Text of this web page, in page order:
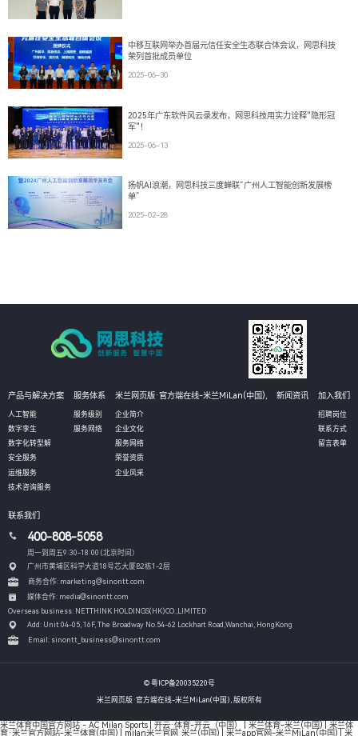
中移互联网举办首届元信任安全生态联合体会议，网思科技
荣列首批成员单位
2025-06-30
2025年广东软件风云录发布，网思科技用实力诠释"隐形冠
军"！
2025-06-13
扬帆AI浪潮，网思科技三度蝉联“广州人工智能创新发展榜
单”
2025-02-28
产品与解决方案
人工智能
数字孪生
数字化转型解
安全服务
运维服务
技术咨询服务
服务体系
服务级别
服务网络
米兰网页版·官方端在线-米兰MiLan(中国),
企业简介
企业文化
服务网络
荣誉资质
企业风采
新闻资讯 加入我们
招聘岗位
联系方式
留言表单
联系我们
400-808-5058
周一到周五9:30-18:00 (北京时间）
广州市黄埔区科学大道18号芯大厦B2栋1-2层
商务合作: marketing@sinontt.com
媒体合作: media@sinontt.com
Overseas business: NETTHINK HOLDINGS(HK)CO.,LIMITED
Add: Unit 04-05, 16F, The Broadway No.54-62 Lockhart Road,Wanchai, HongKong
Email: sinontt_business@sinontt.com
© 粤ICP备20035220号
米兰网页版·官方端在线-米兰MiLan(中国), 版权所有
米兰体育中国官方网站 - AC Milan Sports 开云·体育-开云（中国） 米兰体育-米兰(中国)
米兰体
育·米兰官方网站-米兰体育(中国)
milan米兰官网_米兰(中国) 米兰app官网-米兰MiLan(中国)
米